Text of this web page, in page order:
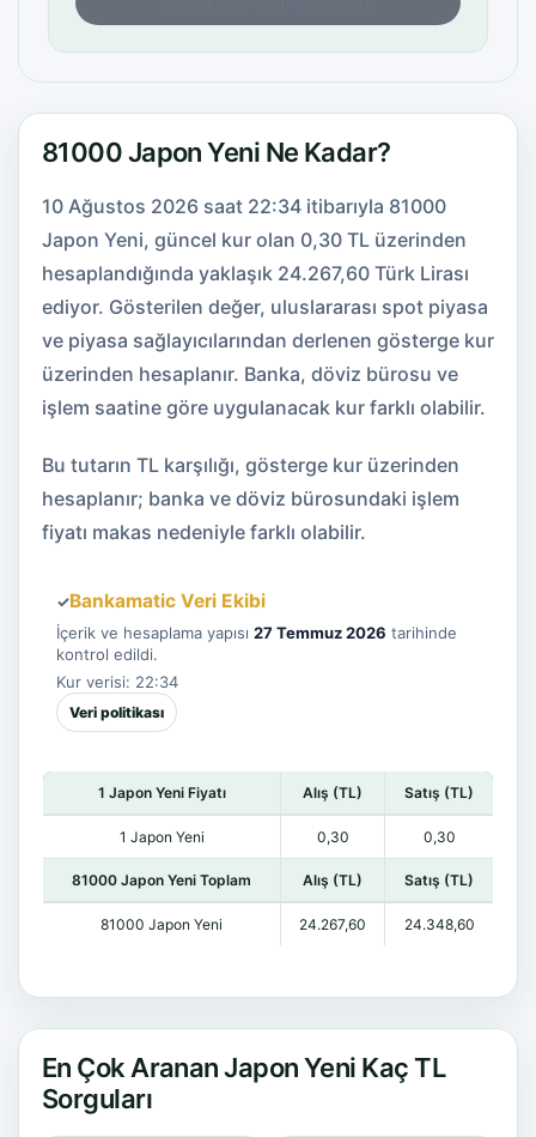
81000 Japon Yeni Ne Kadar?
10 Ağustos 2026 saat 22:34 itibarıyla 81000
Japon Yeni, güncel kur olan 0,30 TL üzerinden
hesaplandığında yaklaşık 24.267,60 Türk Lirası
ediyor. Gösterilen değer, uluslararası spot piyasa
ve piyasa sağlayıcılarından derlenen gösterge kur
üzerinden hesaplanır. Banka, döviz bürosu ve
işlem saatine göre uygulanacak kur farklı olabilir.
Bu tutarın TL karşılığı, gösterge kur üzerinden
hesaplanır; banka ve döviz bürosundaki işlem
fiyatı makas nedeniyle farklı olabilir.
✓Bankamatic Veri Ekibi
İçerik ve hesaplama yapısı 27 Temmuz 2026 tarihinde
kontrol edildi.
Kur verisi: 22:34
Veri politikası
1 Japon Yeni Fiyatı Alış (TL) Satış (TL)
1 Japon Yeni 0,30 0,30
81000 Japon Yeni Toplam Alış (TL) Satış (TL)
81000 Japon Yeni 24.267,60 24.348,60
En Çok Aranan Japon Yeni Kaç TL
Sorguları